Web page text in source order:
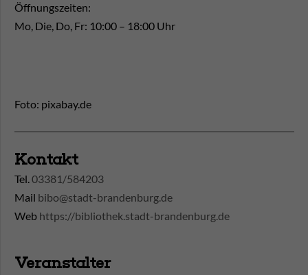
Öffnungszeiten:
Mo, Die, Do, Fr: 10:00 – 18:00 Uhr
Foto: pixabay.de
Kontakt
Tel.03381/584203
Mail bibo@stadt-brandenburg.de
Web https://bibliothek.stadt-brandenburg.de
Veranstalter